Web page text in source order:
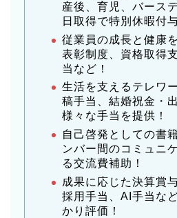
産後、育児、バース
日取得で特別休暇付
従業員の成長と健康
表彰制度、資格取得
当など！
生活を支えるテレワ
稿手当、結婚祝金・
様々な手当を提供！
自己啓発としての書
ンバー間のコミュニ
る交流費補助！
成果に応じた決算賞
採用手当、AI手当な
かり評価！